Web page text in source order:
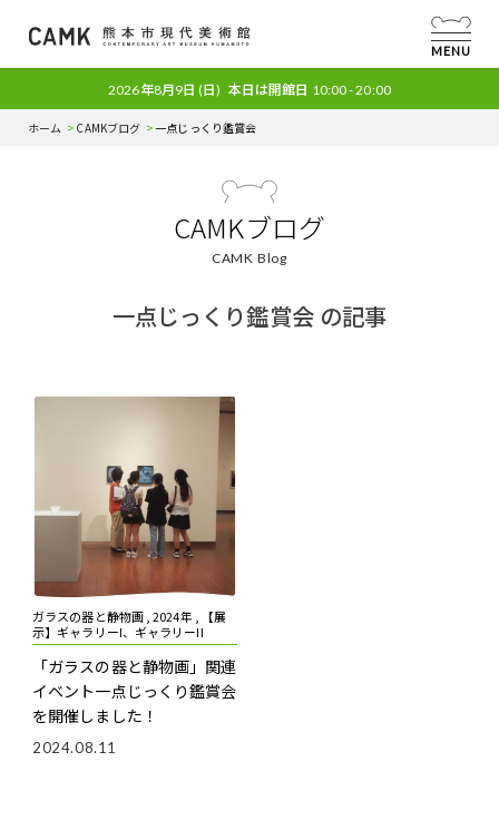
MENU
2026年8月9日 (日) 本日は開館日 10:00 - 20:00
ホーム CAMKブログ 一点じっくり鑑賞会
CAMKブログ
CAMK Blog
一点じっくり鑑賞会 の記事
ガラスの器と静物画 , 2024年 , 【展
示】ギャラリーI、ギャラリーII
「ガラスの器と静物画」関連
イベント一点じっくり鑑賞会
を開催しました！
2024.08.11